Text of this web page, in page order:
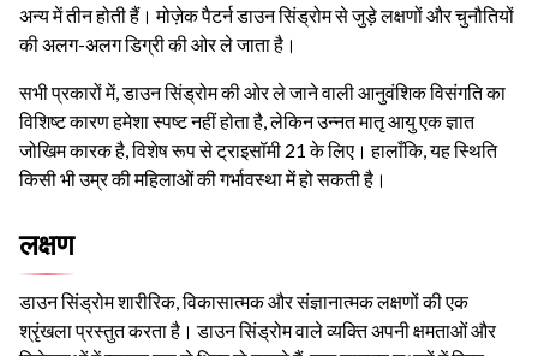
अन्य में तीन होती हैं। मोज़ेक पैटर्न डाउन सिंड्रोम से जुड़े लक्षणों और चुनौतियों
की अलग-अलग डिग्री की ओर ले जाता है।
सभी प्रकारों में, डाउन सिंड्रोम की ओर ले जाने वाली आनुवंशिक विसंगति का
विशिष्ट कारण हमेशा स्पष्ट नहीं होता है, लेकिन उन्नत मातृ आयु एक ज्ञात
जोखिम कारक है, विशेष रूप से ट्राइसॉमी 21 के लिए। हालाँकि, यह स्थिति
किसी भी उम्र की महिलाओं की गर्भावस्था में हो सकती है।
लक्षण
डाउन सिंड्रोम शारीरिक, विकासात्मक और संज्ञानात्मक लक्षणों की एक
श्रृंखला प्रस्तुत करता है। डाउन सिंड्रोम वाले व्यक्ति अपनी क्षमताओं और